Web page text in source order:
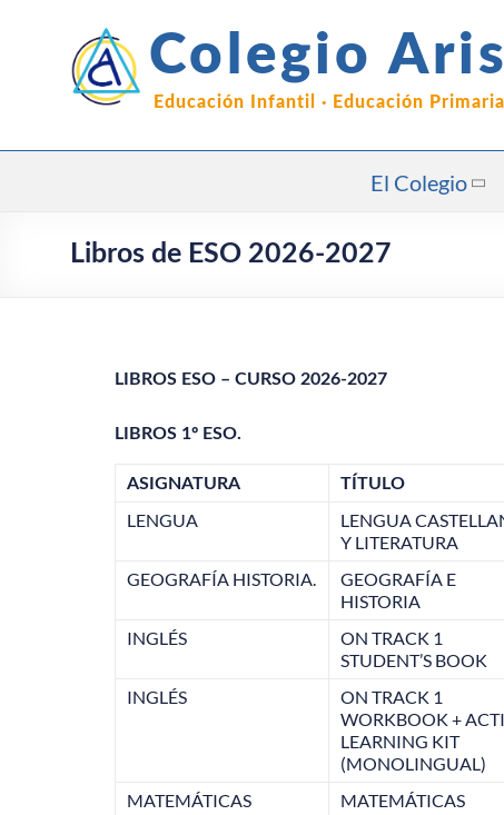
contenido
Colegio
Educación Infantil · Educación
El Colegio
Libros de ESO 2026-2027
LIBROS ESO – CURSO 2026-2027
LIBROS 1º ESO.
ASIGNATURA TÍTULO
LENGUA
LENGUA
Y LITERATURA
GEOGRAFÍA HISTORIA.
GEOGRAFÍA E
HISTORIA
INGLÉS
ON TRACK 1
STUDENT’S BOOK
INGLÉS
ON TRACK 1
WORKBOOK +
LEARNING KIT
(MONOLINGUAL)
MATEMÁTICAS MATEMÁTICAS